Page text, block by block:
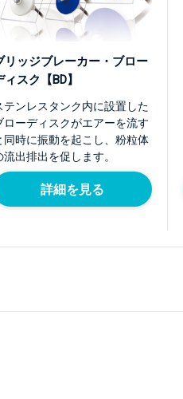
リッジブレーカー・ブロー
ィスク【BD】
テンレスタンク内に設置した
ローディスクがエアーを流す
同時に振動を起こし、粉粒体
流出排出を促します。
詳細を見る